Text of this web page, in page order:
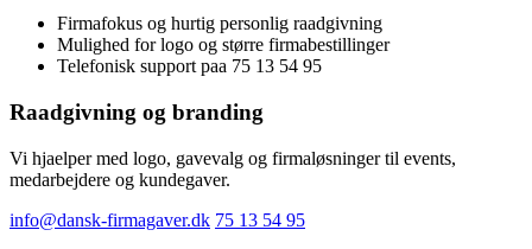
Firmafokus og hurtig personlig raadgivning
Mulighed for logo og større firmabestillinger
Telefonisk support paa 75 13 54 95
Raadgivning og branding
Vi hjaelper med logo, gavevalg og firmaløsninger til events,
medarbejdere og kundegaver.
info@dansk-firmagaver.dk 75 13 54 95